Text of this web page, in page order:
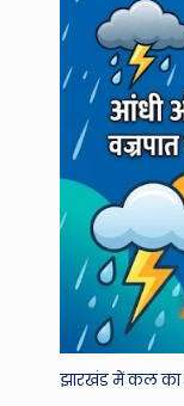
झारखंड में कल का